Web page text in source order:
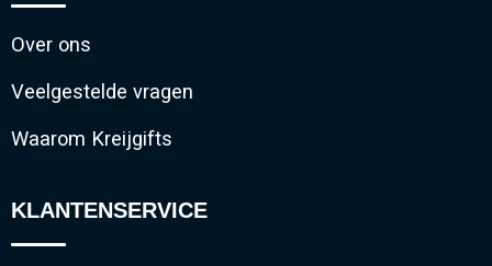
Over ons
Veelgestelde vragen
Waarom Kreijgifts
KLANTENSERVICE